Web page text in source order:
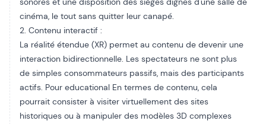
cinéma, le tout sans quitter leur canapé.
2. Contenu interactif :
La réalité étendue (XR) permet au contenu de devenir une
interaction bidirectionnelle. Les spectateurs ne sont plus
de simples consommateurs passifs, mais des participants
actifs. Pour educational En termes de contenu, cela
pourrait consister à visiter virtuellement des sites
historiques ou à manipuler des modèles 3D complexes